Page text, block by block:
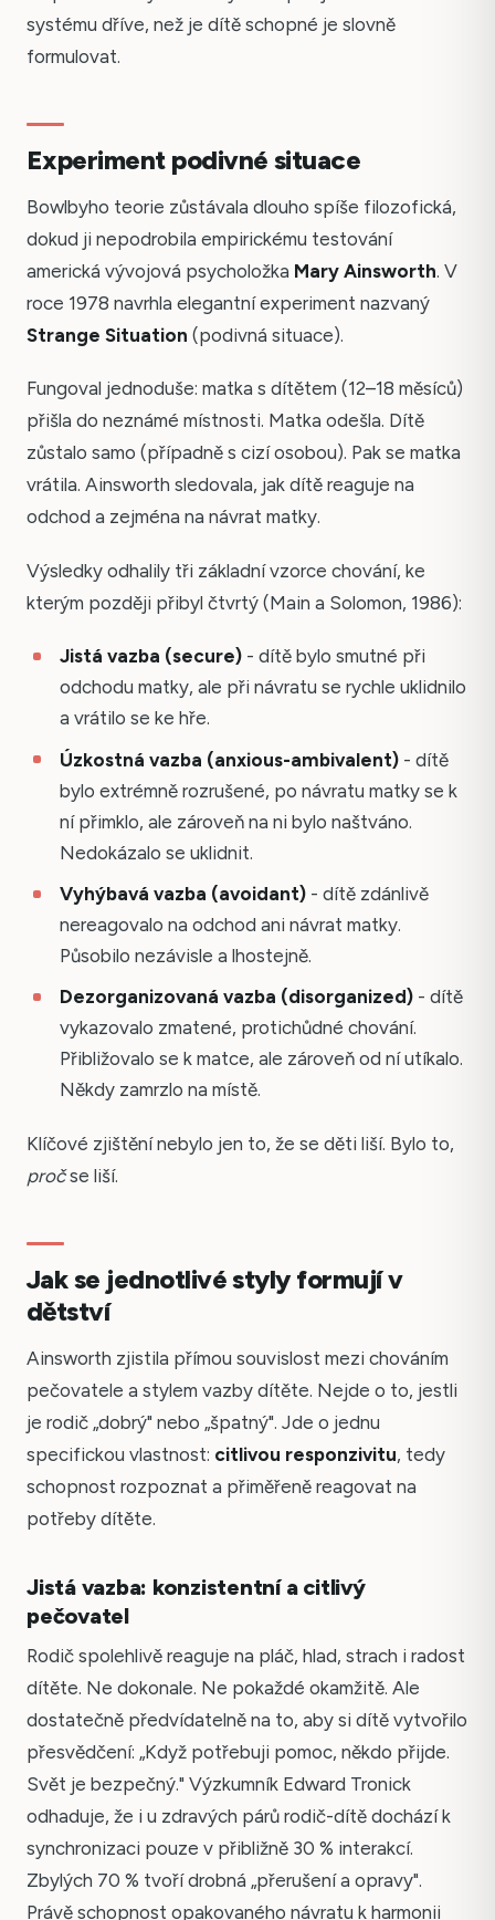
systému dříve, než je dítě schopné je slovně
formulovat.
Experiment podivné situace
Bowlbyho teorie zůstávala dlouho spíše filozofická,
dokud ji nepodrobila empirickému testování
americká vývojová psycholožka Mary Ainsworth. V
roce 1978 navrhla elegantní experiment nazvaný
Strange Situation (podivná situace).
Fungoval jednoduše: matka s dítětem (12–18 měsíců)
přišla do neznámé místnosti. Matka odešla. Dítě
zůstalo samo (případně s cizí osobou). Pak se matka
vrátila. Ainsworth sledovala, jak dítě reaguje na
odchod a zejména na návrat matky.
Výsledky odhalily tři základní vzorce chování, ke
kterým později přibyl čtvrtý (Main a Solomon, 1986):
Jistá vazba (secure)- dítě bylo smutné při
odchodu matky, ale při návratu se rychle uklidnilo
a vrátilo se ke hře.
Úzkostná vazba (anxious-ambivalent)- dítě
bylo extrémně rozrušené, po návratu matky se k
ní přimklo, ale zároveň na ni bylo naštváno.
Nedokázalo se uklidnit.
Vyhýbavá vazba (avoidant)- dítě zdánlivě
nereagovalo na odchod ani návrat matky.
Působilo nezávisle a lhostejně.
Dezorganizovaná vazba (disorganized)- dítě
vykazovalo zmatené, protichůdné chování.
Přibližovalo se k matce, ale zároveň od ní utíkalo.
Někdy zamrzlo na místě.
Klíčové zjištění nebylo jen to, že se děti liší. Bylo to,
pročse liší.
Jak se jednotlivé styly formují v
dětství
Ainsworth zjistila přímou souvislost mezi chováním
pečovatele a stylem vazby dítěte. Nejde o to, jestli
je rodič „dobrý" nebo „špatný". Jde o jednu
specifickou vlastnost: citlivou responzivitu, tedy
schopnost rozpoznat a přiměřeně reagovat na
potřeby dítěte.
Jistá vazba: konzistentní a citlivý
pečovatel
Rodič spolehlivě reaguje na pláč, hlad, strach i radost
dítěte. Ne dokonale. Ne pokaždé okamžitě. Ale
dostatečně předvídatelně na to, aby si dítě vytvořilo
přesvědčení: „Když potřebuji pomoc, někdo přijde.
Svět je bezpečný." Výzkumník Edward Tronick
odhaduje, že i u zdravých párů rodič-dítě dochází k
synchronizaci pouze v přibližně 30 % interakcí.
Zbylých 70 % tvoří drobná „přerušení a opravy".
Právě schopnost opakovaného návratu k harmonii